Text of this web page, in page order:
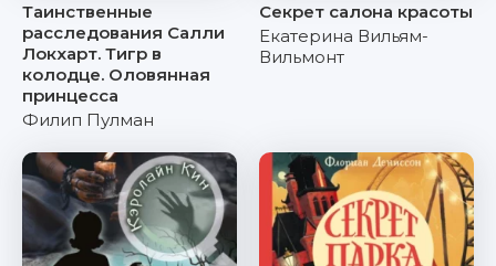
Таинственные
расследования Салли
Локхарт. Тигр в
колодце. Оловянная
принцесса
Филип Пулман
Секрет салона красоты
Екатерина Вильям-
Вильмонт